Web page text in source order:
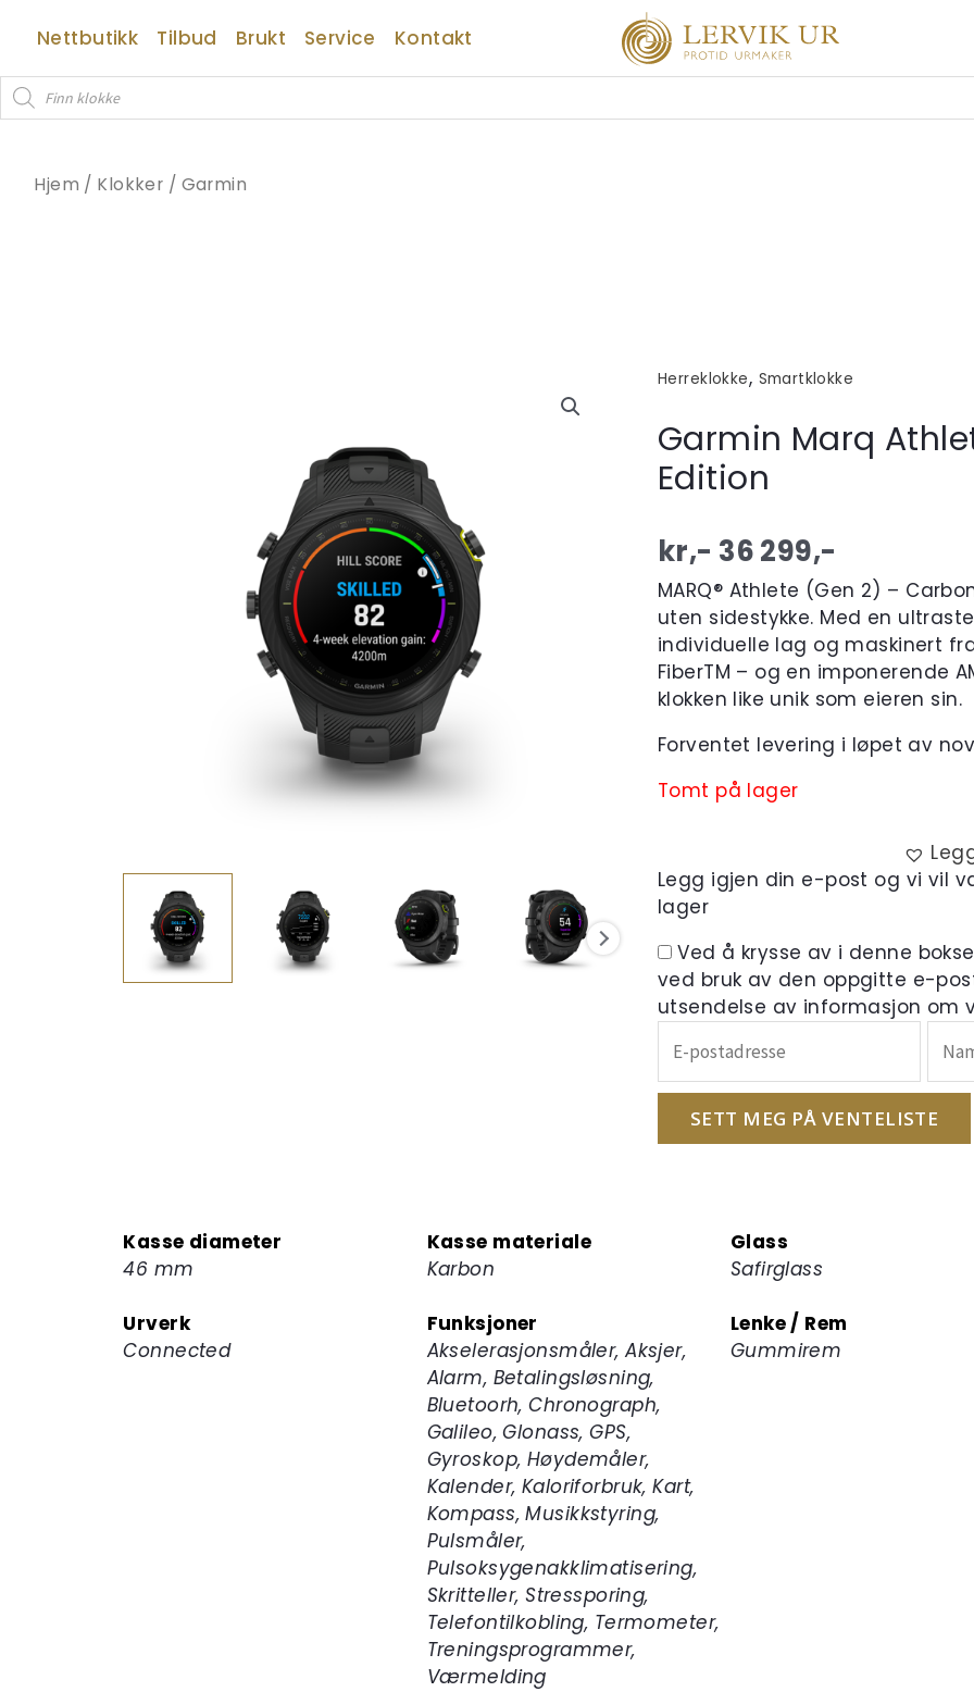
innholdet
Nettbutikk Tilbud Brukt Service
Kontakt
Products
search
Hjem / Klokker / Garmin
Herreklokke, Smartklokke
Garmin Marq
Edition
kr,- 36 299,-
MARQ® Athlete (Gen 2) –
uten sidestykke. Med en
individuelle lag og maskinert
FiberTM – og en imponerende
klokken like unik som eieren sin.
Forventet levering i løpet av
Tomt på lager
Legg igjen din e-post og vi vil
lager
Ved å krysse av i denne
ved bruk av den oppgitte e-
utsendelse av informasjon om
inn
e-
postadressen
din
dette
SETT MEG PÅ VENTELISTE
Kasse diameter
46 mm
Kasse materiale
Karbon
Glass
Safirglass
Urverk
Connected
Funksjoner
Akselerasjonsmåler, Aksjer,
Alarm, Betalingsløsning,
Bluetoorh, Chronograph,
Galileo, Glonass, GPS,
Gyroskop, Høydemåler,
Kalender, Kaloriforbruk, Kart,
Kompass, Musikkstyring,
Pulsmåler,
Pulsoksygenakklimatisering,
Skritteller, Stressporing,
Telefontilkobling, Termometer,
Treningsprogrammer,
Værmelding
Lenke / Rem
Gummirem